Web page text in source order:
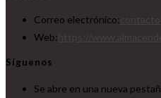
Correo electrónico:
Web:
Síguenos
Se abre en una nueva